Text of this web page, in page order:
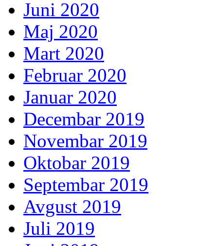
Juni 2020
Maj 2020
Mart 2020
Februar 2020
Januar 2020
Decembar 2019
Novembar 2019
Oktobar 2019
Septembar 2019
Avgust 2019
Juli 2019